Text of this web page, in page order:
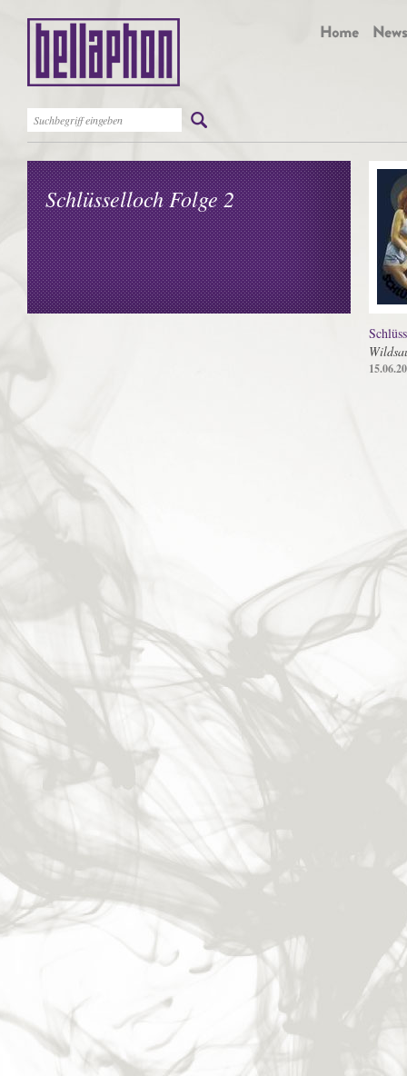
Schlüsselloch Folge 2